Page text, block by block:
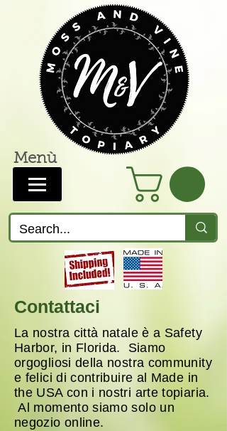
Menù
Contattaci
La nostra città natale è a Safety
Harbor, in Florida. Siamo
orgogliosi della nostra community
e felici di contribuire al Made in
the USA con i nostri arte topiaria.
Al momento siamo solo un
negozio online.